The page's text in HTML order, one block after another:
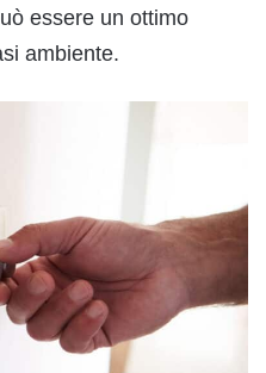
essere un ottimo
ambiente.